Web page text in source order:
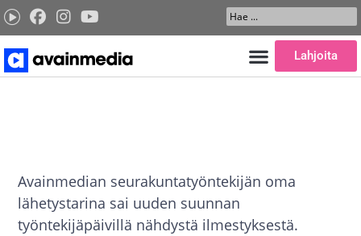
Siirry
sisältöön
Search
...
Lahjoita
Avainmedian seurakuntatyöntekijän oma
lähetystarina sai uuden suunnan
työntekijäpäivillä nähdystä ilmestyksestä.